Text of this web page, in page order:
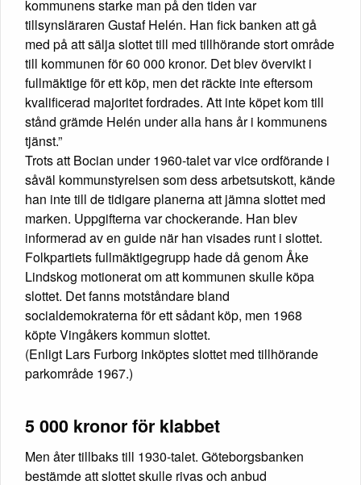
kommunens starke man på den tiden var
tillsynsläraren Gustaf Helén. Han fick banken att gå
med på att sälja slottet till med tillhörande stort område
till kommunen för 60 000 kronor. Det blev övervikt i
fullmäktige för ett köp, men det räckte inte eftersom
kvalificerad majoritet fordrades. Att inte köpet kom till
stånd grämde Helén under alla hans år i kommunens
tjänst.”
Trots att Bocian under 1960-talet var vice ordförande i
såväl kommunstyrelsen som dess arbetsutskott, kände
han inte till de tidigare planerna att jämna slottet med
marken. Uppgifterna var chockerande. Han blev
informerad av en guide när han visades runt i slottet.
Folkpartiets fullmäktigegrupp hade då genom Åke
Lindskog motionerat om att kommunen skulle köpa
slottet. Det fanns motståndare bland
socialdemokraterna för ett sådant köp, men 1968
köpte Vingåkers kommun slottet.
(Enligt Lars Furborg inköptes slottet med tillhörande
parkområde 1967.)
5 000 kronor för klabbet
Men åter tillbaks till 1930-talet. Göteborgsbanken
bestämde att slottet skulle rivas och anbud